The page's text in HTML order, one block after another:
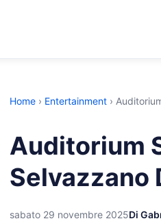
Home › Entertainment ›
Auditorium
Selvazzano
sabato 29 novembre 2025Di